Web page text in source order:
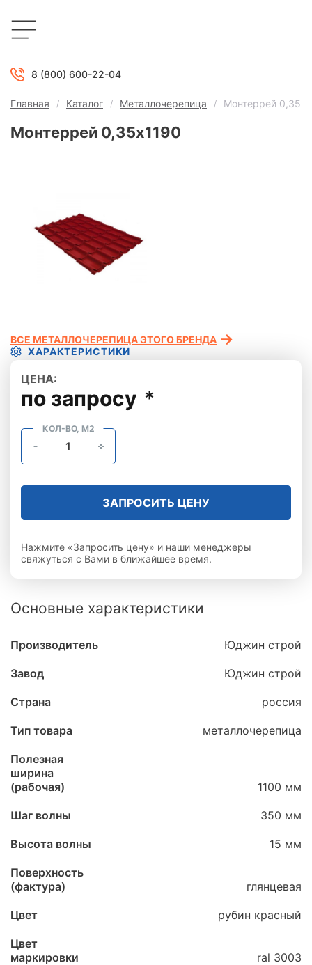
8 (800) 600-22-04
Главная Каталог Металлочерепица Монтеррей
Монтеррей 0,35х1190
ХАРАКТЕРИСТИКИ
ВСЕ МЕТАЛЛОЧЕРЕПИЦА ЭТОГО БРЕНДА
ЦЕНА:
по запросу *
КОЛ-ВО, М2
ЗАПРОСИТЬ ЦЕНУ
Нажмите «Запросить цену» и наши менеджеры
свяжуться с Вами в ближайшее время.
Основные характеристики
Производитель Юджин строй
Завод Юджин строй
Страна россия
Тип товара металлочерепица
Полезная
ширина
(рабочая)
1100 мм
Шаг волны 350 мм
Высота волны 15 мм
Поверхность
(фактура)
глянцевая
Цвет рубин красный
Цвет
маркировки
ral 3003